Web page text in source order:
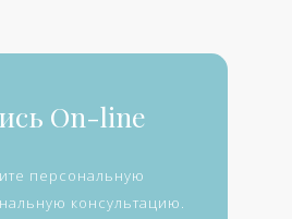
On-line
персональную
консультацию.